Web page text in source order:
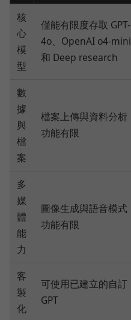
核
心
模
型
僅能有限度存取 GPT-
4o、OpenAI o4-mini
和 Deep research
數
據
與
檔
案
檔案上傳與資料分析
功能有限
多
媒
體
能
力
圖像生成與語音模式
功能有限
客
製
化
可使用已建立的自訂
GPT